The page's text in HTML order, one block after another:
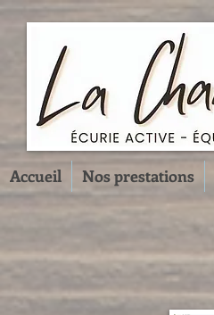
Accueil Nos prestations